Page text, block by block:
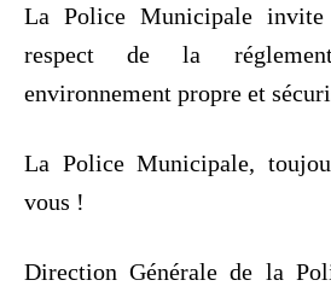
La Police Municipale invite
respect de la
environnement propre et
La Police Municipale,
vous !
Direction Générale de la